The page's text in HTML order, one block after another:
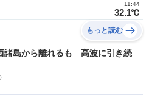
32.1℃
11:44
もっと読む
諸島から離れるも 高波に引き続